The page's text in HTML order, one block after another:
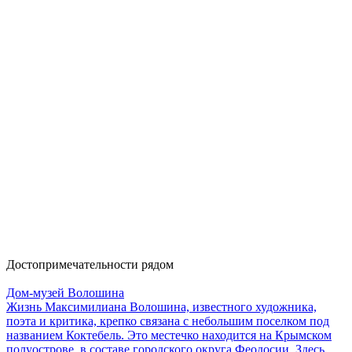
Достопримечательности рядом
Дом-музей Волошина
Жизнь Максимилиана Волошина, известного художника,
поэта и критика, крепко связана с небольшим поселком под
названием Коктебель. Это местечко находится на Крымском
полуострове, в составе городского округа Феодосии. Здесь